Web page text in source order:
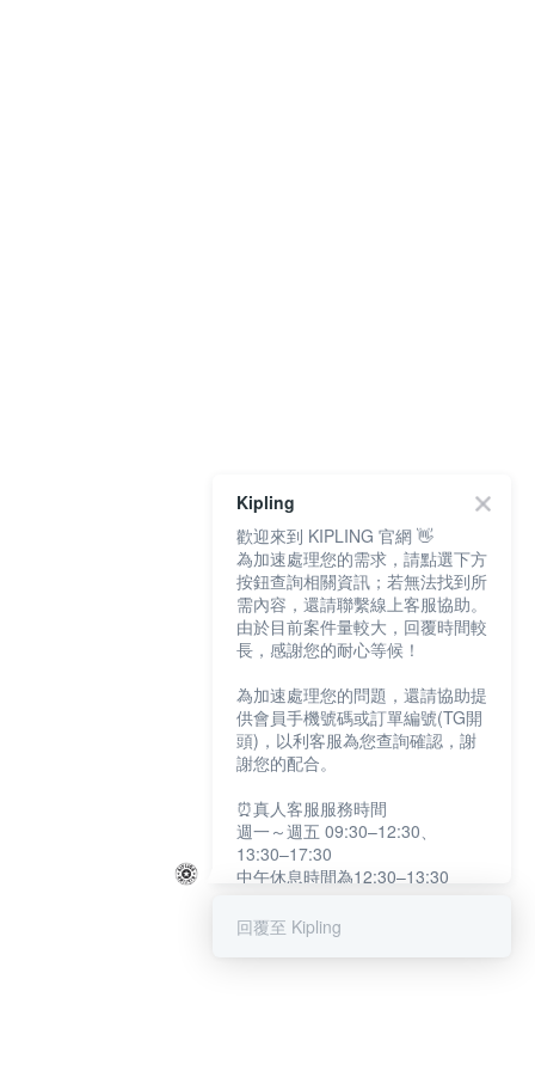
Kipling
歡迎來到 KIPLING 官網 👋
為加速處理您的需求，請點選下方
按鈕查詢相關資訊；若無法找到所
需內容，還請聯繫線上客服協助。
由於目前案件量較大，回覆時間較
長，感謝您的耐心等候！
為加速處理您的問題，還請協助提
供會員手機號碼或訂單編號(TG開
頭)，以利客服為您查詢確認，謝
謝您的配合。
⏰真人客服服務時間
週一～週五 09:30–12:30、
13:30–17:30
中午休息時間為12:30–13:30
提醒您：系統會自動已讀訊息，如
回覆至 Kipling